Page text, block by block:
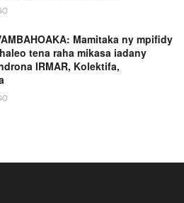
Mamitaka ny mpifidy
tena raha mikasa iadany
IRMAR, Kolektifa,